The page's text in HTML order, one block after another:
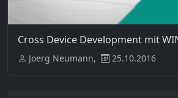
Cross Device Development mit
Joerg Neumann, 25.10.2016